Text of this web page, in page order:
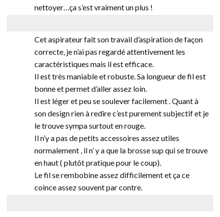
nettoyer…ça s’est vraiment un plus !
Cet aspirateur fait son travail d’aspiration de façon
correcte, je n’ai pas regardé attentivement les
caractéristiques mais il est efficace.
Il est très maniable et robuste. Sa longueur de fil est
bonne et permet d’aller assez loin.
Il est léger et peu se soulever facilement . Quant à
son design rien à redire c’est purement subjectif et je
le trouve sympa surtout en rouge.
Il n’y a pas de petits accessoires assez utiles
normalement , il n’ y a que la brosse sup qui se trouve
en haut ( plutôt pratique pour le coup).
Le fil se rembobine assez difficilement et ça ce
coince assez souvent par contre.